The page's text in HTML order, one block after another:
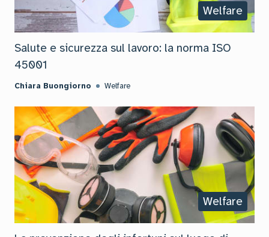
Welfare
Salute e sicurezza sul lavoro: la norma ISO
45001
Chiara Buongiorno Welfare
Welfare